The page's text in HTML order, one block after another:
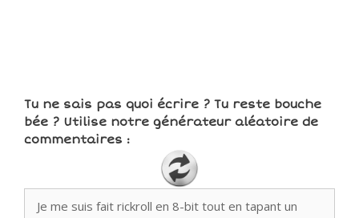
Tu ne sais pas quoi écrire ? Tu reste bouche
bée ? Utilise notre générateur aléatoire de
commentaires :